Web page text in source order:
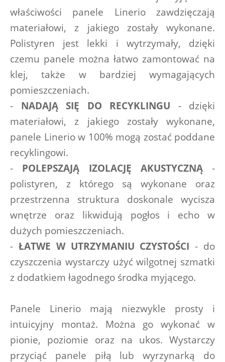
właściwości panele Linerio zawdzięczają
materiałowi, z jakiego zostały wykonane.
Polistyren jest lekki i wytrzymały, dzięki
czemu panele można łatwo zamontować na
klej, także w bardziej wymagających
pomieszczeniach.
- NADAJĄ SIĘ DO RECYKLINGU - dzięki
materiałowi, z jakiego zostały wykonane,
panele Linerio w 100% mogą zostać poddane
recyklingowi.
- POLEPSZAJĄ IZOLACJĘ AKUSTYCZNĄ -
polistyren, z którego są wykonane oraz
przestrzenna struktura doskonale wycisza
wnętrze oraz likwidują pogłos i echo w
dużych pomieszczeniach.
- ŁATWE W UTRZYMANIU CZYSTOŚCI - do
czyszczenia wystarczy użyć wilgotnej szmatki
z dodatkiem łagodnego środka myjącego.
Panele Linerio mają niezwykle prosty i
intuicyjny montaż. Można go wykonać w
pionie, poziomie oraz na ukos. Wystarczy
przyciąć panele piłą lub wyrzynarką do